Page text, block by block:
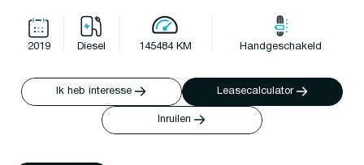
2019 Diesel 145484 KM Handgeschakeld
Ik heb interesse Leasecalculator
Inruilen